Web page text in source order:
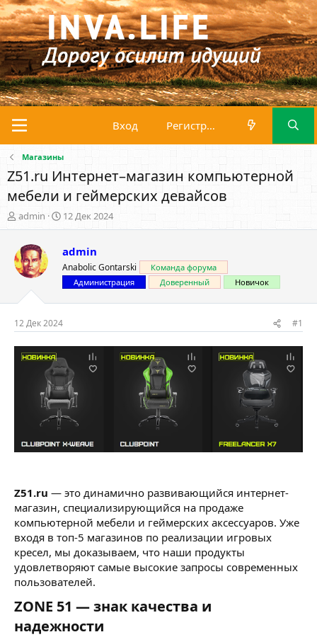
Вход Регистрация
Магазины
Z51.ru Интернет–магазин компьютерной
мебели и геймерских девайсов
А
в
о
р
т
м
ы
admin
Д
а
а
н
а
ч
а
а
12 Дек 2024
admin
Anabolic Gontarski
Команда форума
Администрация
Доверенный Новичок
12 Дек 2024 #1
Z51.ru — это динамично развивающийся интернет-
магазин, специализирующийся на продаже
компьютерной мебели и геймерских аксессуаров. Уже
входя в топ-5 магазинов по реализации игровых
кресел, мы доказываем, что наши продукты
удовлетворяют самые высокие запросы современных
пользователей.
ZONE 51 — знак качества и
надежности